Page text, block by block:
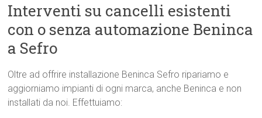
Interventi su cancelli esistenti
con o senza automazione Beninca
a Sefro
Oltre ad offrire installazione Beninca Sefro ripariamo e
aggiorniamo impianti di ogni marca, anche Beninca e non
installati da noi. Effettuiamo: